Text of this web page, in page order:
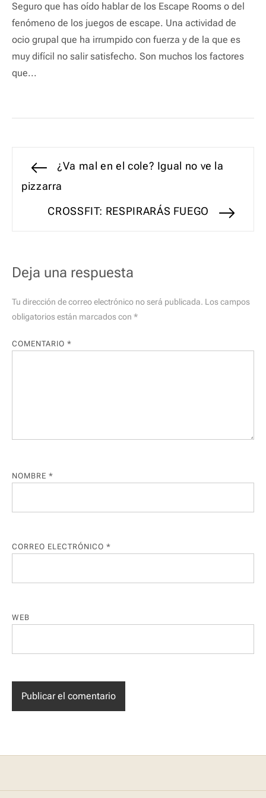
Seguro que has oído hablar de los Escape Rooms o del
fenómeno de los juegos de escape. Una actividad de
ocio grupal que ha irrumpido con fuerza y de la que es
muy difícil no salir satisfecho. Son muchos los factores
que...
Navegación
de
entradas
Entrada
anterior:
¿Va mal en el cole? Igual no ve la
pizzarra
Entrada
CROSSFIT: RESPIRARÁS FUEGO
Deja una respuesta
Tu dirección de correo electrónico no será publicada. Los campos
obligatorios están marcados con *
COMENTARIO *
NOMBRE *
CORREO ELECTRÓNICO *
WEB